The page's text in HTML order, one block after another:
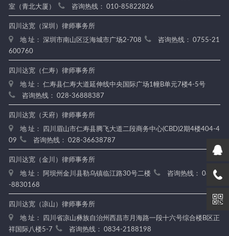
室（青北大厦）
咨询热线： 010-85822826
四川达宽（深圳）律师事务所
地 址： 深圳市南山区泛海城市广场2-708
咨询热线： 0755-21
600760
四川达宽（仁寿）律师事务所
地 址： 仁寿县仁寿大道延伸线中央国际广场1幢B单元7楼4-5号
咨询热线： 028-36888387
四川达宽（天府）律师事务所
地 址： 四川眉山市仁寿县腾飞大道二段商务中心(CBD)2期4楼404-4
09
咨询热线： 028-36638787
四川达宽（金川）律师事务所
地 址： 阿坝州金川县勒乌镇临江路30号二楼
咨询热线： 0837
-8830168
四川达宽（凉山）律师事务所
地 址： 四川省凉山彝族自治州西昌市月海路一段十六号综合楼B区正
祥国际八楼5-7
咨询热线： 0834-2188198